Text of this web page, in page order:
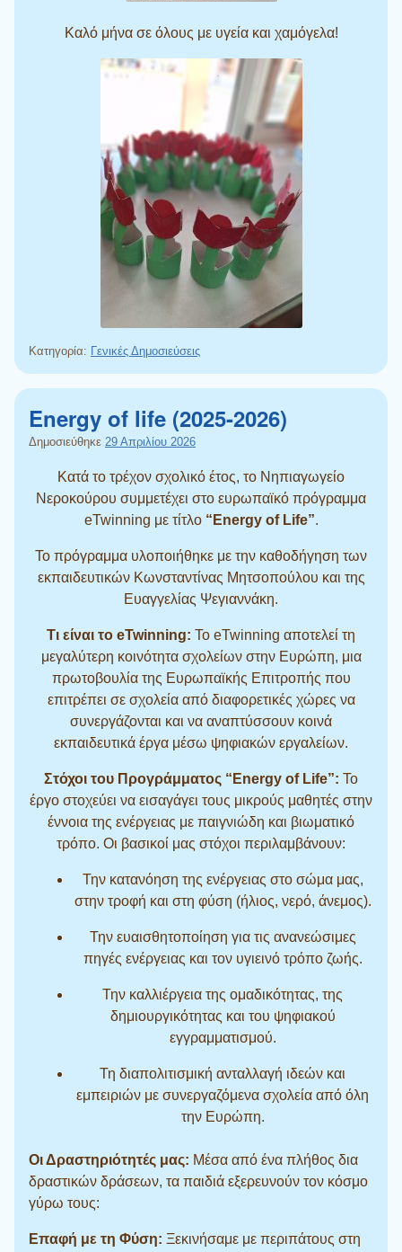
Καλό μήνα σε όλους με υγεία και χαμόγελα!
Κατηγορία: Γενικές Δημοσιεύσεις
Energy of life (2025-2026)
Δημοσιεύθηκε 29 Απριλίου 2026
Κατά το τρέχον σχολικό έτος, το Νηπιαγωγείο
Νεροκούρου συμμετέχει στο ευρωπαϊκό πρόγραμμα
eTwinning με τίτλο “Energy of Life”.
Το πρόγραμμα υλοποιήθηκε με την καθοδήγηση των
εκπαιδευτικών Κωνσταντίνας Μητσοπούλου και της
Ευαγγελίας Ψεγιαννάκη.
Τι είναι το eTwinning: Το eTwinning αποτελεί τη
μεγαλύτερη κοινότητα σχολείων στην Ευρώπη, μια
πρωτοβουλία της Ευρωπαϊκής Επιτροπής που
επιτρέπει σε σχολεία από διαφορετικές χώρες να
συνεργάζονται και να αναπτύσσουν κοινά
εκπαιδευτικά έργα μέσω ψηφιακών εργαλείων.
Στόχοι του Προγράμματος “Energy of Life”: Το
έργο στοχεύει να εισαγάγει τους μικρούς μαθητές στην
έννοια της ενέργειας με παιγνιώδη και βιωματικό
τρόπο. Οι βασικοί μας στόχοι περιλαμβάνουν:
Την κατανόηση της ενέργειας στο σώμα μας,
στην τροφή και στη φύση (ήλιος, νερό, άνεμος).
Την ευαισθητοποίηση για τις ανανεώσιμες
πηγές ενέργειας και τον υγιεινό τρόπο ζωής.
Την καλλιέργεια της ομαδικότητας, της
δημιουργικότητας και του ψηφιακού
εγγραμματισμού.
Τη διαπολιτισμική ανταλλαγή ιδεών και
εμπειριών με συνεργαζόμενα σχολεία από όλη
την Ευρώπη.
Οι Δραστηριότητές μας: Μέσα από ένα πλήθος δια
δραστικών δράσεων, τα παιδιά εξερευνούν τον κόσμο
γύρω τους:
Επαφή με τη Φύση: Ξεκινήσαμε με περιπάτους στη